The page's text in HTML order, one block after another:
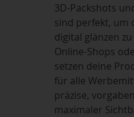
3D-Packshots
sind perfekt, um
digital glänzen
Online-Shops
setzen deine
für alle
präzise,
maximaler